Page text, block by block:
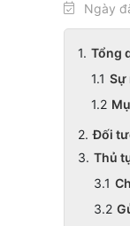
Ngày
Tổng
Sự
Đối
Thủ